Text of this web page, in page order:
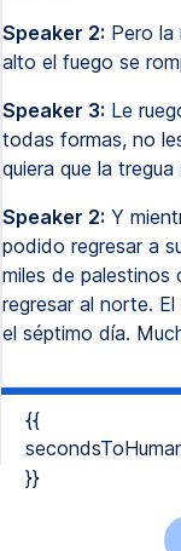
Speaker 2: Pero la
alto el fuego se
Speaker 3: Le
todas formas, no
quiera que la
Speaker 2: Y
podido regresar a
miles de palestinos
regresar al norte.
el séptimo día.
{{
}}